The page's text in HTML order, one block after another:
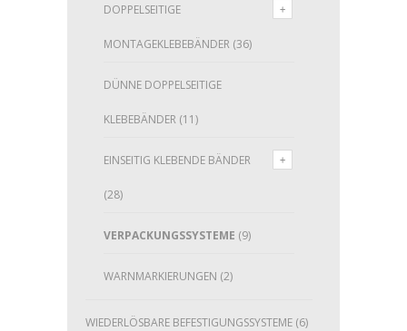
DOPPELSEITIGE
MONTAGEKLEBEBÄNDER (36)
DÜNNE DOPPELSEITIGE
KLEBEBÄNDER (11)
EINSEITIG KLEBENDE BÄNDER
(28)
VERPACKUNGSSYSTEME (9)
WARNMARKIERUNGEN (2)
WIEDERLÖSBARE BEFESTIGUNGSSYSTEME (6)